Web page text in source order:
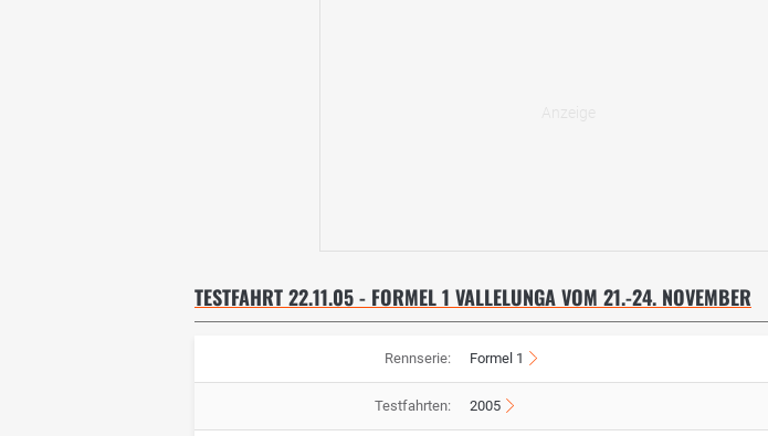
TESTFAHRT 22.11.05 - FORMEL 1 VALLELUNGA VOM 21.-24. NOVEMBER
Rennserie: Formel 1
Testfahrten: 2005